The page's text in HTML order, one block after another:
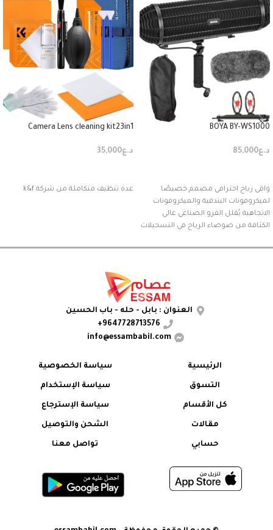
BOYA BY-WS1000
د.ع85,000
واقي رياح احترافي مصمم خصيصًا
لميكروفونات البندقية والميكروفونات
الاتجاهية يُقلل الفرو الصناعي عالي
الكثافة من ضوضاء الرياح في التسجيلات
Camera Lens cleaning kit23in1
د.ع35,000
عدة تنظيف متكاملة من شركة k&f
العنوان : بابل - حله - باب الحسين
9647728713576+
info@essambabil.com
الرئيسية
التسوق
كل الأقسام
مقالات
حسابي
سياسة الخصوصية
سياسة الإستخدام
سياسة الإسترجاع
الشحن والتوصيل
تواصل معنا